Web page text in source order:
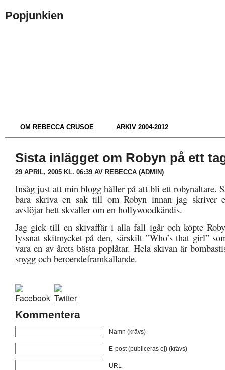
Popjunkien
OM REBECCA CRUSOE ARKIV 2004-2012
Sista inlägget om Robyn på ett
29 APRIL, 2005 KL. 06:39 AV REBECCA (ADMIN)
Insåg just att min blogg håller på att bli ett robynaltare.
bara skriva en sak till om Robyn innan jag skriver
avslöjar hett skvaller om en hollywoodkändis.
Jag gick till en skivaffär i alla fall igår och köpte
lyssnat skitmycket på den, särskilt ”Who’s that girl”
vara en av årets bästa poplåtar. Hela skivan är
snygg och beroendeframkallande.
Kommentera
Namn (krävs)
E-post (publiceras ej) (krävs)
URL